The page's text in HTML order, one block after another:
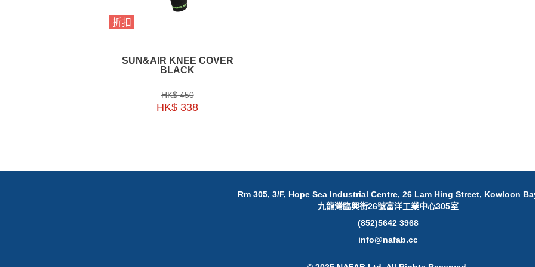
折扣
SUN&AIR KNEE COVER
BLACK
HK$ 450
HK$ 338
Rm 305, 3/F, Hope Sea Industrial Centre, 26 Lam Hing Street, Kowloon
九龍灣臨興街26號富洋工業中心305室
(852)5642 3968
info@nafab.cc